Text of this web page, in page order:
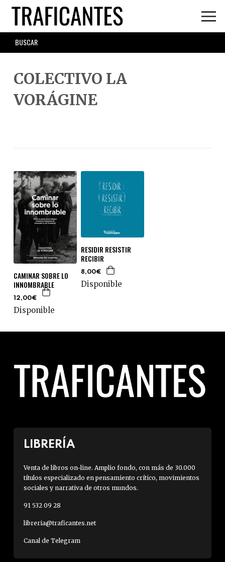
Skip
main
content
SEARCH
FORM
COLECTIVO LA
VORÁGINE
CAMINAR SOBRE LO
INNOMBRABLE
12,00€
Disponible
RESIDIR RESISTIR
RECIBIR
8,00€
Disponible
LIBRERÍA
Venta de libros on-line. Amplio fondo, con más de 30.000
títulos especializado en pensamiento crítico, movimientos
sociales y narrativa de otros mundos.
91 532 09 28
libreria@traficantes.net
Canal de Telegram